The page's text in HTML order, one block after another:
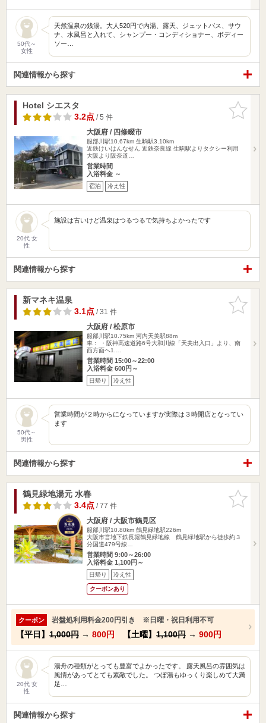
50代～
女性
天然温泉の銭湯。大人520円で内湯、露天、ジェットバス、サウ
ナ、水風呂と入れて、シャンプー・コンディショナー、ボディー
ソー…
関連情報から探す
お気に入
りに追加
Hotel シエスタ
3.2点/ 5 件
大阪府 / 四條畷市
服部川駅10.67km 生駒駅3.10km
近鉄けいはんなせん 近鉄奈良線 生駒駅よりタクシー利用
大阪より阪奈道…
営業時間
入浴料金 ～
宿泊 冷え性
20代 女
性
施設は古いけど温泉はつるつるで気持ちよかったです
関連情報から探す
お気に入
りに追加
新マネキ温泉
3.1点/ 31 件
大阪府 / 松原市
服部川駅10.75km 河内天美駅88m
車： ・阪神高速道路6号大和川線「天美出入口」より、南
西方面へ1.…
営業時間 15:00～22:00
入浴料金 600円～
日帰り 冷え性
50代～
男性
営業時間が２時からになっていますが実際は３時開店となってい
ます
関連情報から探す
お気に入
りに追加
鶴見緑地湯元 水春
3.4点/ 77 件
大阪府 / 大阪市鶴見区
服部川駅10.80km 鶴見緑地駅226m
大阪市営地下鉄長堀鶴見緑地線 鶴見緑地駅から徒歩約３
分国道479号線…
営業時間 9:00～26:00
入浴料金 1,100円～
日帰り 冷え性
クーポンあり
クーポン 岩盤処利用料金200円引き ※日曜・祝日利用不可
【平日】 1,000円 → 800円 【土曜】 1,100円 → 900円
20代 女
性
湯舟の種類がとっても豊富でよかったです。 露天風呂の雰囲気は
風情があってとても素敵でした。 つぼ湯もゆっくり楽しめて大満
足…
関連情報から探す